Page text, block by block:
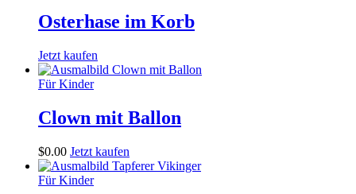
Osterhase im Korb
Jetzt kaufen
Für Kinder
Clown mit Ballon
$0.00 Jetzt kaufen
Für Kinder